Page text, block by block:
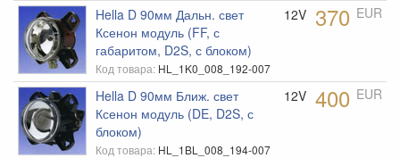
Тормоза EBC
Тормоза StopTech
Тумблера
Фильтра K&N
Фильтра Pro.Sport
Hella D 90мм Дальн. свет
Ксенон модуль (FF, с
габаритом, D2S, с блоком)
Код товара: HL_1K0_008_192-007
12V 370 EUR
Hella D 90мм Ближ. свет
Ксенон модуль (DE, D2S, с
блоком)
Код товара: HL_1BL_008_194-007
12V 400 EUR